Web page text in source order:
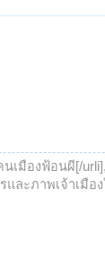
นเมืองฟ้อนผี[/urli],
และภาพเจ้าเมือ